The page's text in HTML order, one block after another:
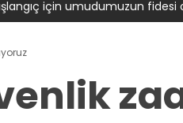
Rize’de Gövde Gösterisi: Üç